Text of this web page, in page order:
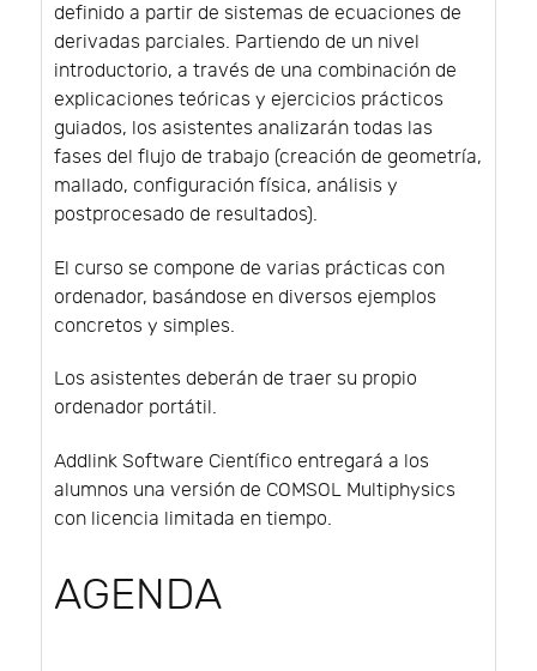
definido a partir de sistemas de ecuaciones de
derivadas parciales. Partiendo de un nivel
introductorio, a través de una combinación de
explicaciones teóricas y ejercicios prácticos
guiados, los asistentes analizarán todas las
fases del flujo de trabajo (creación de geometría,
mallado, configuración física, análisis y
postprocesado de resultados).
El curso se compone de varias prácticas con
ordenador, basándose en diversos ejemplos
concretos y simples.
Los asistentes deberán de traer su propio
ordenador portátil.
Addlink Software Científico entregará a los
alumnos una versión de COMSOL Multiphysics
con licencia limitada en tiempo.
AGENDA